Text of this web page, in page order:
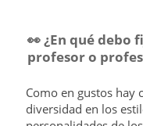
👀¿En qué debo
profesor o
Como en gustos hay
diversidad en los